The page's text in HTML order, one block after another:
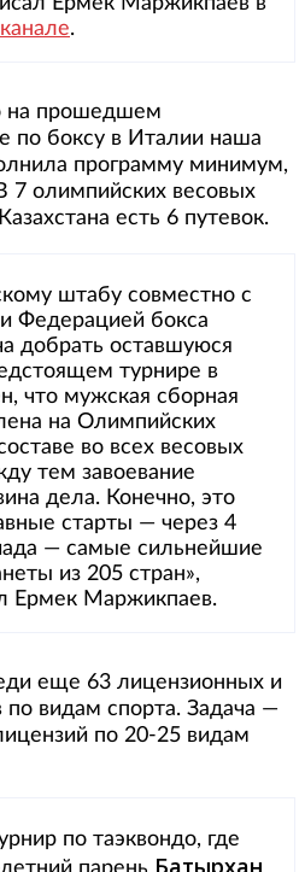
.
на прошедшем
по боксу в Италии наша
программу минимум,
7 олимпийских весовых
есть 6 путевок.
штабу совместно с
Федерацией бокса
добрать оставшуюся
турнире в
что мужская сборная
на Олимпийских
во всех весовых
тем завоевание
дела. Конечно, это
старты — через 4
— самые сильнейшие
из 205 стран»,
Ермек Маржикпаев.
еще 63 лицензионных и
по видам спорта. Задача —
по 20-25 видам
по таэквондо, где